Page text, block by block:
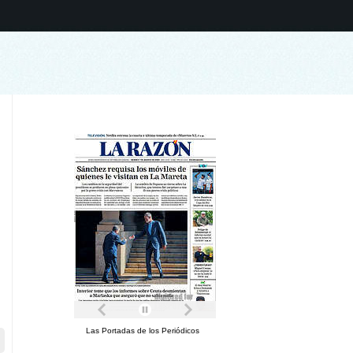
Las Portadas de los Periódicos